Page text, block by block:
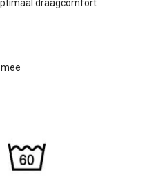
draagcomfort